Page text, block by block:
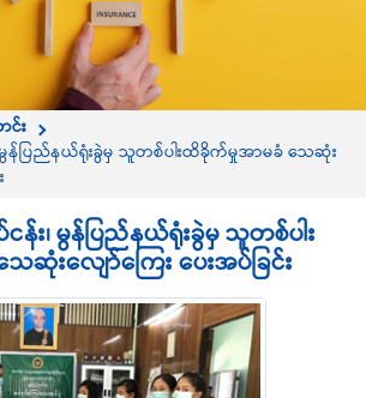
း
မွန်ပြည်နယ်ရုံးခွဲမှ သူတစ်ပါးထိခိုက်မှုအာမခံ သေဆုံး
န်း၊ မွန်ပြည်နယ်ရုံးခွဲမှ သူတစ်ပါး
းလျော်ကြေး ပေးအပ်ခြင်း